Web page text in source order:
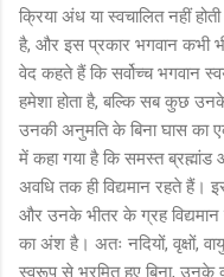
क्रिया अंध या स्वचालित नहीं
है, और इस प्रकार भगवान कभी
वेद कहते हैं कि सर्वोच्च भगवान
हमेशा होता है, बल्कि सब कुछ उनके
उनकी अनुमति के बिना घास का
में कहा गया है कि समस्त
अवधि तक ही विद्यमान रहते हैं।
और उनके भीतर के ग्रह विद्यमान
का अंश है। अतः नदियों, वृक्षों,
स्वरूप से भ्रमित हुए बिना, उनके